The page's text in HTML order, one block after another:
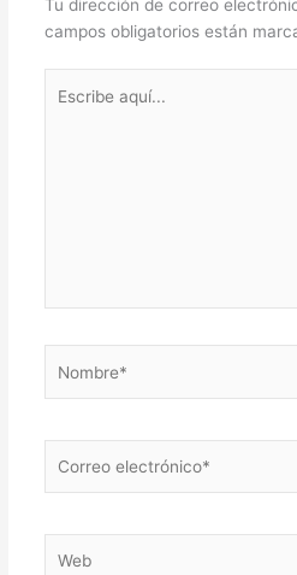
Tu dirección de correo
campos obligatorios están
aquí...
electrónico*